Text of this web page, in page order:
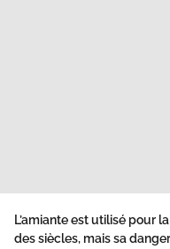
L’amiante est utilisé pour
des siècles, mais sa